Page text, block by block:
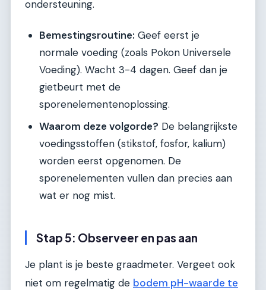
ondersteuning.
Bemestingsroutine: Geef eerst je
normale voeding (zoals Pokon Universele
Voeding). Wacht 3-4 dagen. Geef dan je
gietbeurt met de
sporenelementenoplossing.
Waarom deze volgorde? De belangrijkste
voedingsstoffen (stikstof, fosfor, kalium)
worden eerst opgenomen. De
sporenelementen vullen dan precies aan
wat er nog mist.
Stap 5: Observeer en pas aan
Je plant is je beste graadmeter. Vergeet ook
niet om regelmatig de bodem pH-waarde te